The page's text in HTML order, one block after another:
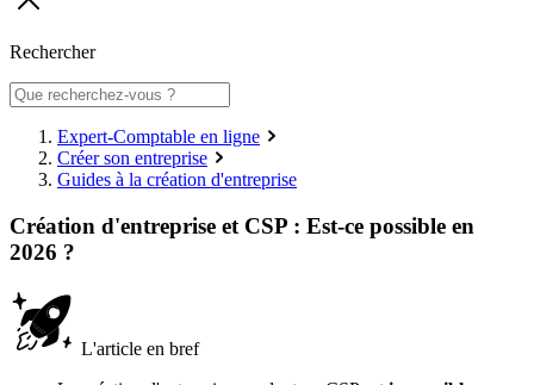
Rechercher
Expert-Comptable en ligne
Créer son entreprise
Guides à la création d'entreprise
Création d'entreprise et CSP : Est-ce possible en
2026 ?
L'article en bref